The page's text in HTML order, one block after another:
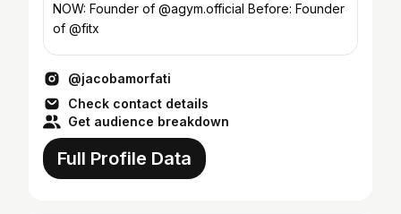
NOW: Founder of @agym.official Before: Founder
of @fitx
@jacobamorfati
Check contact details
Get audience breakdown
Full Profile Data